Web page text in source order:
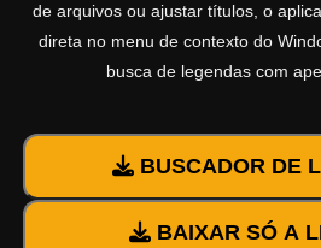
de arquivos ou ajustar títulos, o
direta no menu de contexto do
busca de legendas com
BUSCADOR DE
BAIXAR SÓ A